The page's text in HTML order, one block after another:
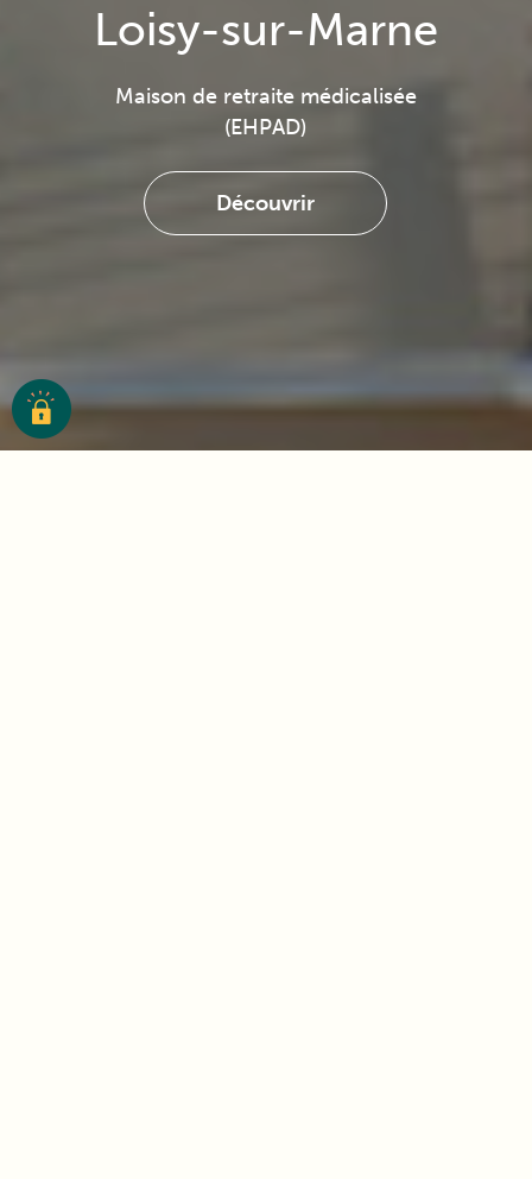
Loisy-sur-Marne
Maison de retraite médicalisée
(EHPAD)
Découvrir